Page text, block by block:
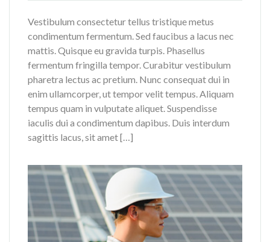
Vestibulum consectetur tellus tristique metus
condimentum fermentum. Sed faucibus a lacus nec
mattis. Quisque eu gravida turpis. Phasellus
fermentum fringilla tempor. Curabitur vestibulum
pharetra lectus ac pretium. Nunc consequat dui in
enim ullamcorper, ut tempor velit tempus. Aliquam
tempus quam in vulputate aliquet. Suspendisse
iaculis dui a condimentum dapibus. Duis interdum
sagittis lacus, sit amet […]